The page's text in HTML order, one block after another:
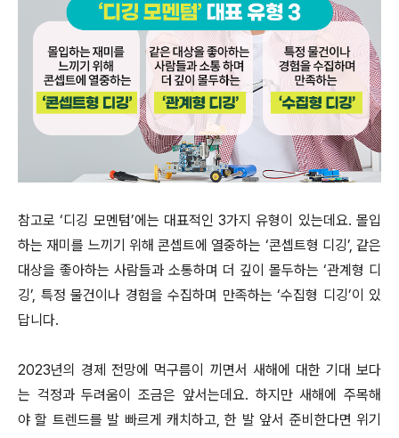
참고로 ‘디깅 모멘텀’에는 대표적인 3가지 유형이 있는데요. 몰입
하는 재미를 느끼기 위해 콘셉트에 열중하는 ‘콘셉트형 디깅’, 같은
대상을 좋아하는 사람들과 소통하며 더 깊이 몰두하는 ‘관계형 디
깅’, 특정 물건이나 경험을 수집하며 만족하는 ‘수집형 디깅’이 있
답니다.
2023년의 경제 전망에 먹구름이 끼면서 새해에 대한 기대 보다
는 걱정과 두려움이 조금은 앞서는데요. 하지만 새해에 주목해
야 할 트렌드를 발 빠르게 캐치하고, 한 발 앞서 준비한다면 위기